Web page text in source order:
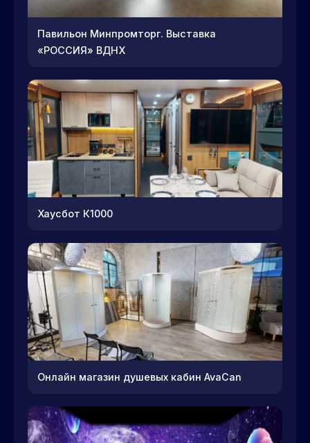
Павильон Минпромторг. Выставка
«РОССИЯ» ВДНХ
Хаусбот К1000
Онлайн магазин душевых кабин AvaCan